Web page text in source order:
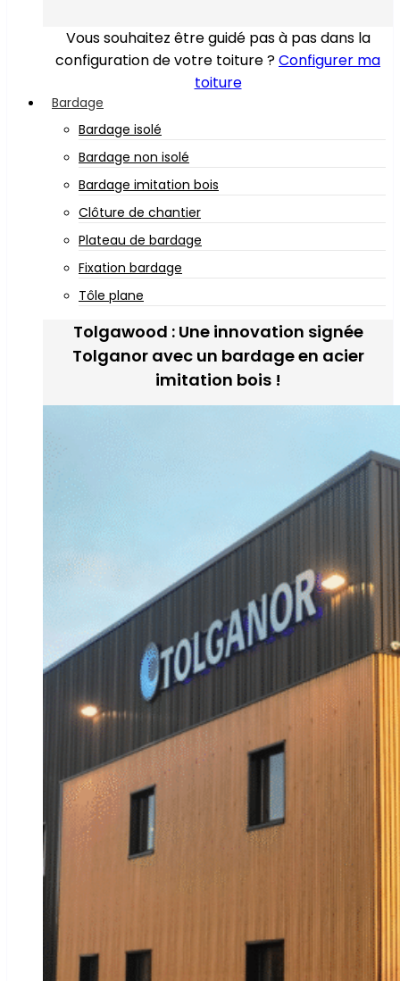
Vous souhaitez être guidé pas à pas dans la
configuration de votre toiture ?Configurer ma
toiture
Bardage
Bardage isolé
Bardage non isolé
Bardage imitation bois
Clôture de chantier
Plateau de bardage
Fixation bardage
Tôle plane
Tolgawood : Une innovation signée
Tolganor avec un bardage en acier
imitation bois !